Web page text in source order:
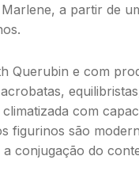
a partir de
Querubin e com
com
figurinos são
conjugação do